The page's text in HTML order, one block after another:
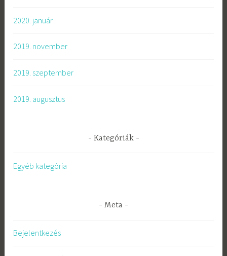
2020. január
2019. november
2019. szeptember
2019. augusztus
Kategóriák
Egyéb kategória
Meta
Bejelentkezés